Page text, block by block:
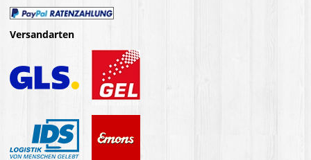
Versandarten